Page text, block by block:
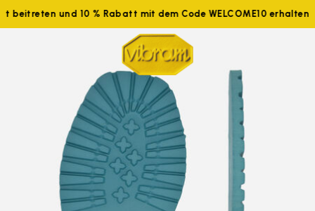
beitreten und 10 % Rabatt mit dem Code WELCOME10 erhalten